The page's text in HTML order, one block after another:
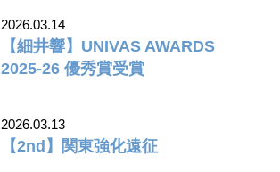
2026.03.14
【細井響】UNIVAS AWARDS
2025-26 優秀賞受賞
2026.03.13
【2nd】関東強化遠征